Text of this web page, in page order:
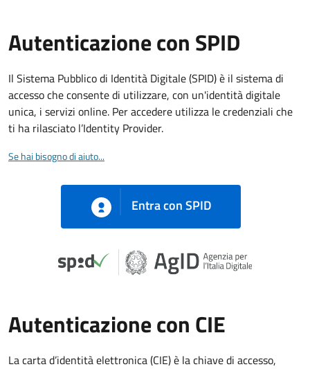
Autenticazione con SPID
Il Sistema Pubblico di Identità Digitale (SPID) è il sistema di
accesso che consente di utilizzare, con un'identità digitale
unica, i servizi online. Per accedere utilizza le credenziali che
ti ha rilasciato l’Identity Provider.
Se hai bisogno di aiuto...
Entra con SPID
Autenticazione con CIE
La carta d’identità elettronica (CIE) è la chiave di accesso,